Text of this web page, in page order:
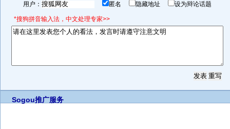
用户： 匿名 隐藏地址 设为辩论话题
*搜狗拼音输入法，中文处理专家>>
Sogou推广服务